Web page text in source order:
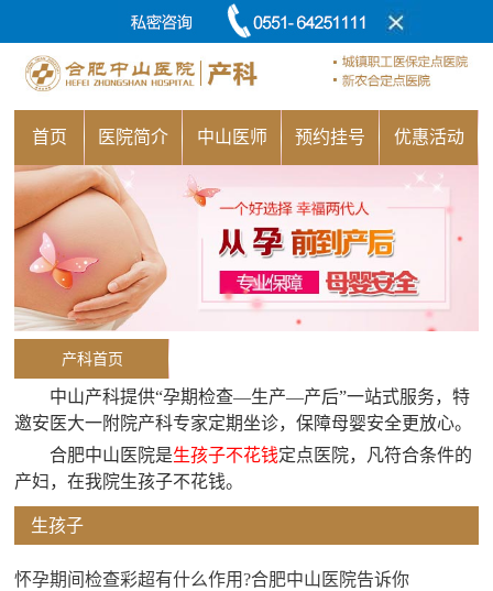
首页 医院简介 中山医师 预约挂号 优惠活动
产科首页
中山产科提供“孕期检查—生产—产后”一站式服务，特
邀安医大一附院产科专家定期坐诊，保障母婴安全更放心。
合肥中山医院是生孩子不花钱定点医院，凡符合条件的
产妇，在我院生孩子不花钱。
生孩子
怀孕期间检查彩超有什么作用?合肥中山医院告诉你